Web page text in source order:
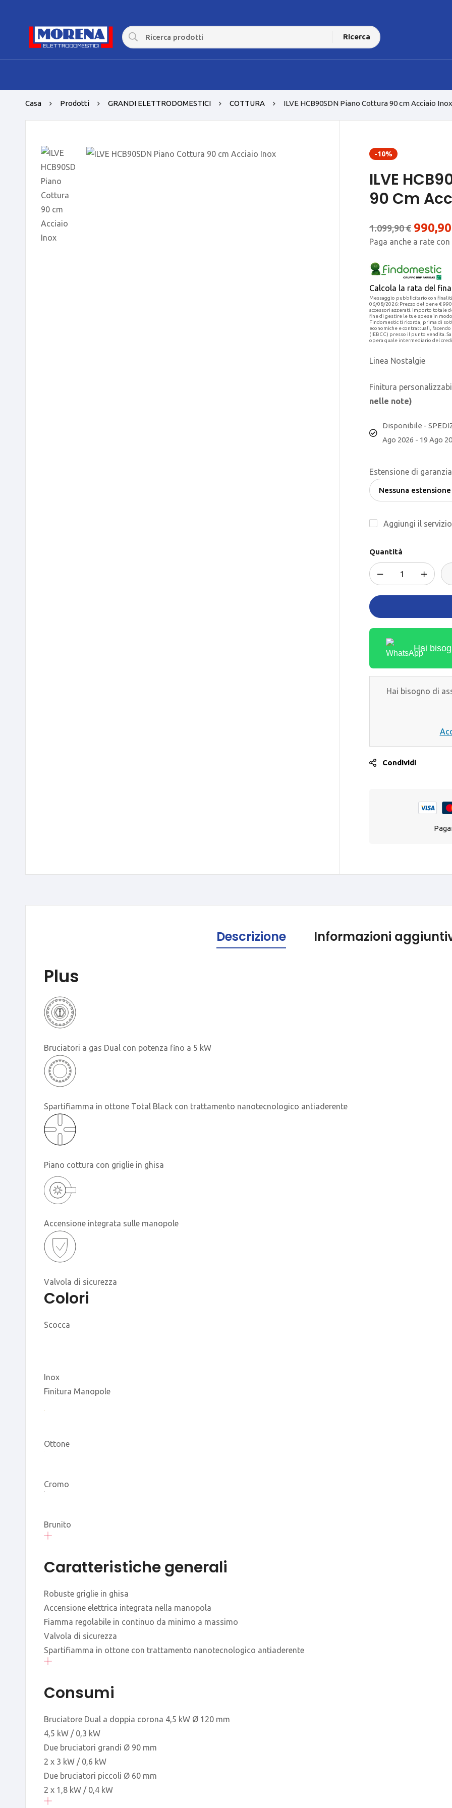
Ricerca
Casa Prodotti GRANDI ELETTRODOMESTICI COTTURA ILVE HCB90SDN Piano Cottura 90 cm Acciaio Inox
-10%
ILVE
90 Cm
1.099,90€
Paga anche a rate con
Calcola la rata del
Messaggio pubblicitario con
06/08/2026: Prezzo del bene €
accessori azzerati. Importo totale
fine di gestire le tue spese in
Findomestic ti ricorda, prima di
economiche e contrattuali,
(IEBCC) presso il punto vendita.
opera quale intermediario del
Linea Nostalgie
Finitura
nelle note)
Disponibile -
Ago 2026 - 19 Ago
Estensione di garanzia
Aggiungi il
Quantità
Hai
Hai bisogno di
Condividi
Descrizione Informazioni
Plus
Bruciatori a gas Dual con potenza fino a 5 kW
Spartifiamma in ottone Total Black con trattamento nanotecnologico antiaderente
Piano cottura con griglie in ghisa
Accensione integrata sulle manopole
Valvola di sicurezza
Colori
Scocca
Inox
Finitura Manopole
Ottone
Cromo
Brunito
Caratteristiche generali
Robuste griglie in ghisa
Accensione elettrica integrata nella manopola
Fiamma regolabile in continuo da minimo a massimo
Valvola di sicurezza
Spartifiamma in ottone con trattamento nanotecnologico antiaderente
Consumi
Bruciatore Dual a doppia corona 4,5 kW Ø 120 mm
4,5 kW / 0,3 kW
Due bruciatori grandi Ø 90 mm
2 x 3 kW / 0,6 kW
Due bruciatori piccoli Ø 60 mm
2 x 1,8 kW / 0,4 kW